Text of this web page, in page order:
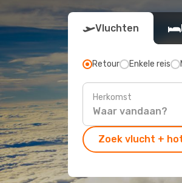
Vluchten
Retour Enkele reis
Herkomst
Zoek vlucht +